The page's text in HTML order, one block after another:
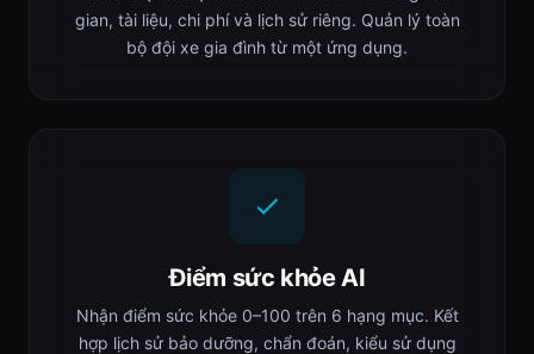
gian, tài liệu, chi phí và lịch sử riêng. Quản lý toàn
bộ đội xe gia đình từ một ứng dụng.
Điểm sức khỏe AI
Nhận điểm sức khỏe 0–100 trên 6 hạng mục. Kết
hợp lịch sử bảo dưỡng, chẩn đoán, kiểu sử dụng